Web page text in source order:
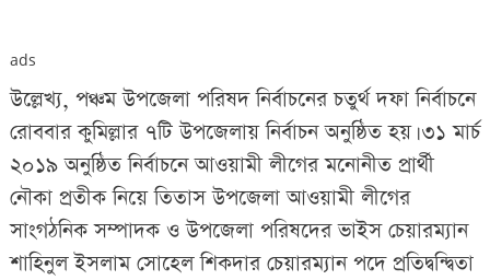
ads
উল্লেখ্য, পঞ্চম উপজেলা পরিষদ নির্বাচনের চতুর্থ দফা নির্বাচনে
রোববার কুমিল্লার ৭টি উপজেলায় নির্বাচন অনুষ্ঠিত হয়। ৩১ মার্চ
২০১৯ অনুষ্ঠিত নির্বাচনে আওয়ামী লীগের মনোনীত প্রার্থী
নৌকা প্রতীক নিয়ে তিতাস উপজেলা আওয়ামী লীগের
সাংগঠনিক সম্পাদক ও উপজেলা পরিষদের ভাইস চেয়ারম্যান
শাহিনুল ইসলাম সোহেল শিকদার চেয়ারম্যান পদে প্রতিদ্বন্দ্বিতা